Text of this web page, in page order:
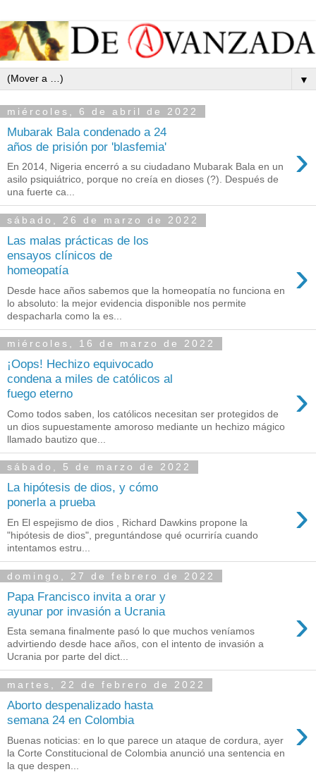
▼
miércoles, 6 de abril de 2022
Mubarak Bala condenado a 24
años de prisión por 'blasfemia'
›
En 2014, Nigeria encerró a su ciudadano Mubarak Bala en un
asilo psiquiátrico, porque no creía en dioses (?). Después de
una fuerte ca...
sábado, 26 de marzo de 2022
Las malas prácticas de los
ensayos clínicos de
homeopatía
›
Desde hace años sabemos que la homeopatía no funciona en
lo absoluto: la mejor evidencia disponible nos permite
despacharla como la es...
miércoles, 16 de marzo de 2022
¡Oops! Hechizo equivocado
condena a miles de católicos al
fuego eterno
›
Como todos saben, los católicos necesitan ser protegidos de
un dios supuestamente amoroso mediante un hechizo mágico
llamado bautizo que...
sábado, 5 de marzo de 2022
La hipótesis de dios, y cómo
ponerla a prueba
›
En El espejismo de dios , Richard Dawkins propone la
"hipótesis de dios", preguntándose qué ocurriría cuando
intentamos estru...
domingo, 27 de febrero de 2022
Papa Francisco invita a orar y
ayunar por invasión a Ucrania
›
Esta semana finalmente pasó lo que muchos veníamos
advirtiendo desde hace años, con el intento de invasión a
Ucrania por parte del dict...
martes, 22 de febrero de 2022
Aborto despenalizado hasta
semana 24 en Colombia
›
Buenas noticias: en lo que parece un ataque de cordura, ayer
la Corte Constitucional de Colombia anunció una sentencia en
la que despen...